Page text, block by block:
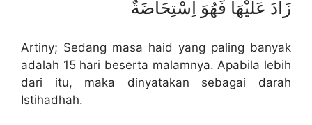
زَادَ عَلَيْهَا فَهُوَ اِسْتِحَاضَةٌ
Artiny; Sedang masa haid yang paling banyak
adalah 15 hari beserta malamnya. Apabila lebih
dari itu, maka dinyatakan sebagai darah
Istihadhah.